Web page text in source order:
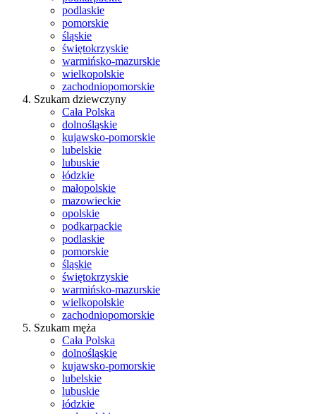
podlaskie
pomorskie
śląskie
świętokrzyskie
warmińsko-mazurskie
wielkopolskie
zachodniopomorskie
Szukam dziewczyny
Cała Polska
dolnośląskie
kujawsko-pomorskie
lubelskie
lubuskie
łódzkie
małopolskie
mazowieckie
opolskie
podkarpackie
podlaskie
pomorskie
śląskie
świętokrzyskie
warmińsko-mazurskie
wielkopolskie
zachodniopomorskie
Szukam męża
Cała Polska
dolnośląskie
kujawsko-pomorskie
lubelskie
lubuskie
łódzkie